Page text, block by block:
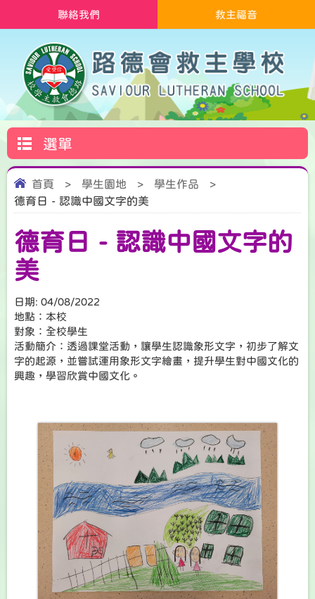
聯絡我們 救主福音
選單
首頁 > 學生園地 > 學生作品
>
德育日 - 認識中國文字的美
德育日 - 認識中國文字的
美
日期: 04/08/2022
地點：本校
對象：全校學生
活動簡介：透過課堂活動，讓學生認識象形文字，初步了解文
字的起源，並嘗試運用象形文字繪畫，提升學生對中國文化的
興趣，學習欣賞中國文化。